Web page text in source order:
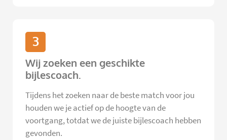
3
Wij zoeken een geschikte
bijlescoach.
Tijdens het zoeken naar de beste match voor jou
houden we je actief op de hoogte van de
voortgang, totdat we de juiste bijlescoach hebben
gevonden.